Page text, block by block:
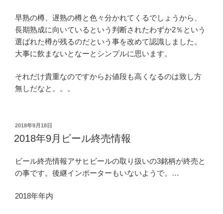
早熟の樽、遅熟の樽と色々分かれてくるでしょうから、
長期熟成に向いているという判断されたわずか2％という
選ばれた樽が残るのだという事を改めて認識しました。
大事に飲まないとなーとシンプルに思います。
それだけ貴重なのですからお値段も高くなるのは致し方
無しだなと。。。
投
稿
日:
2018年9月18日
2018年9月ビール終売情報
ビール終売情報アサヒビールの取り扱いの3銘柄が終売と
の事です。後継インポーターもいないようで。…
2018年年内